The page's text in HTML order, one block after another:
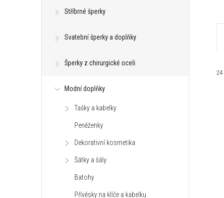
Stříbrné šperky
Svatební šperky a doplňky
Šperky z chirurgické oceli
Modní doplňky
Tašky a kabelky
Peněženky
Dekorativní kosmetika
Šátky a šály
Batohy
Přívěsky na klíče a kabelku
24